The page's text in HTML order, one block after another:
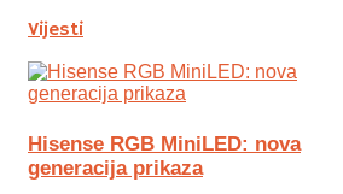
Vijesti
Hisense RGB MiniLED: nova
generacija prikaza